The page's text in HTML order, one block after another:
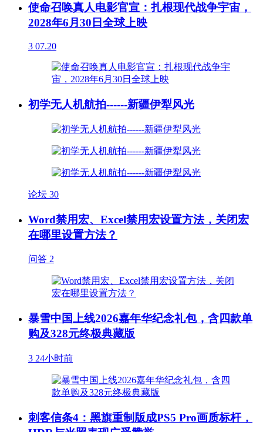
使命召唤真人电影官宣：扎根现代战争宇宙，
2028年6月30日全球上映
3 07.20
初学无人机航拍------新疆伊犁风光
论坛 30
Word禁用宏、Excel禁用宏设置方法，关闭宏
在哪里设置方法？
问答 2
暴雪中国上线2026嘉年华纪念礼包，含四款单
购及328元终极典藏版
3 24小时前
刺客信条4：黑旗重制版成PS5 Pro画质标杆，